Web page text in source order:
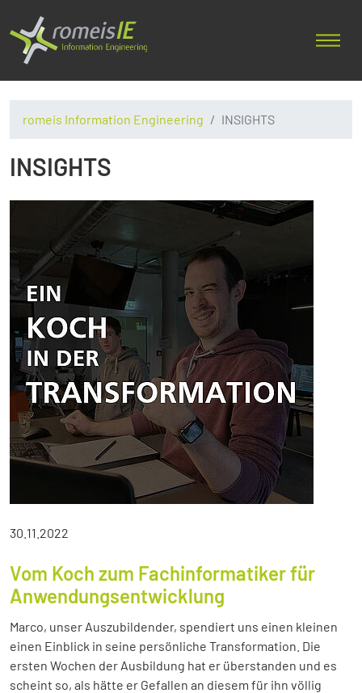
romeis Information Engineering INSIGHTS
INSIGHTS
30.11.2022
Vom Koch zum Fachinformatiker für
Anwendungsentwicklung
Marco, unser Auszubildender, spendiert uns einen kleinen
einen Einblick in seine persönliche Transformation. Die
ersten Wochen der Ausbildung hat er überstanden und es
scheint so, als hätte er Gefallen an diesem für ihn völlig